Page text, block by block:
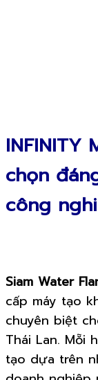
chọn
công
Siam Water
cấp máy tạo
chuyên biệt
Thái Lan. Mỗi
tạo dựa trên